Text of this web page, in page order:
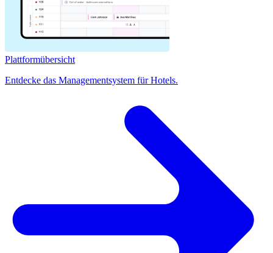
Plattformübersicht
Entdecke das Managementsystem für Hotels.